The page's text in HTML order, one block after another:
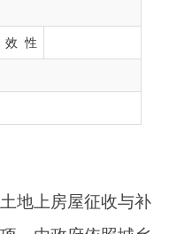
效 性
屋征收与补
府依照城乡
、基础设施
地利用总体规